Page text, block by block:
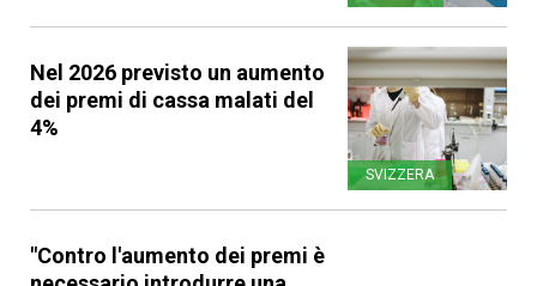
Nel 2026 previsto un aumento
dei premi di cassa malati del
4%
SVIZZERA
"Contro l'aumento dei premi è